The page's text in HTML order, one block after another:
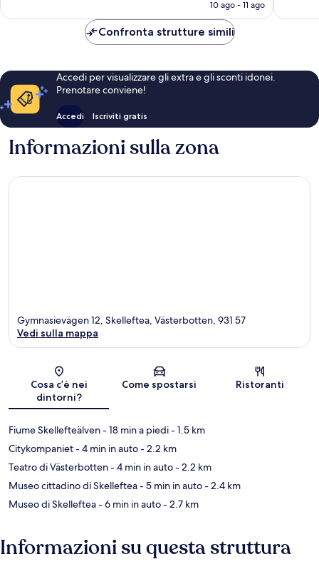
10 ago - 11 ago
Confronta strutture simili
Accedi per visualizzare gli extra e gli sconti idonei.
Prenotare conviene!
Accedi Iscriviti gratis
Informazioni sulla zona
Mappa
Gymnasievägen 12, Skelleftea, Västerbotten, 931 57
Vedi sulla mappa
Cosa c’è nei
dintorni?
Come spostarsi Ristoranti
Fiume Skellefteälven- 18 min a piedi- 1.5 km
Citykompaniet- 4 min in auto- 2.2 km
Teatro di Västerbotten- 4 min in auto- 2.2 km
Museo cittadino di Skelleftea- 5 min in auto- 2.4 km
Museo di Skelleftea- 6 min in auto- 2.7 km
Informazioni su questa struttura